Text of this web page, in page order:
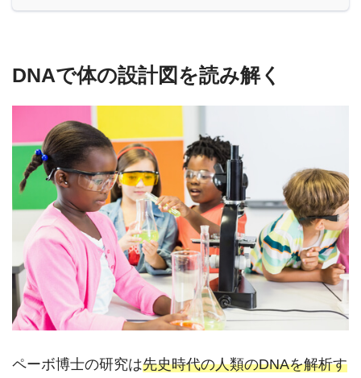
DNAで体の設計図を読み解く
ペーボ博士の研究は先史時代の人類のDNAを解析す